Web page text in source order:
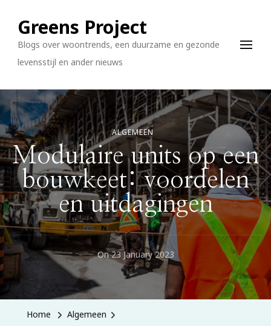
Greens Project
Blogs over woontrends, een duurzame en gezonde
levensstijl en ander nieuws
ALGEMEEN
Modulaire units op een
bouwkeet: voordelen
en uitdagingen
On23 January 2023
Home
Algemeen